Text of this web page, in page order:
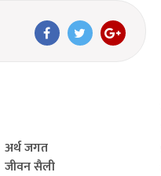
अर्थ जगत
जीवन सैली